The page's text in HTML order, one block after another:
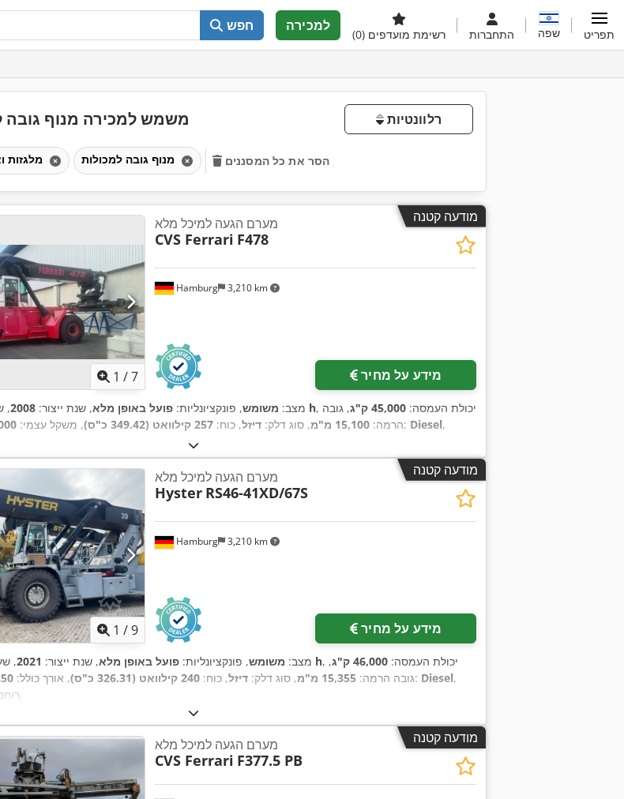
חפש למכירה
רשימת מועדפים (0) התחברות שפה תפריט
משמש למכירה מנוף גובה רלוונטיות
הסר את כל המסננים
מודעה קטנה
1 /7
Hamburg 3,210 km
מערם הגעה למיכל מלא
CVS Ferrari F478
מידע על מחיר
מצב: משומש, פונקציונליות: פועל באופן מלא, שנת ייצור: 2008
, 9,800 h , יכולת העמסה: 45,000 ק"ג
, גובה
הרמה: 15,100 מ"מ , סוג דלק: דיזל, כוח: 257 קילוואט (349.42 כ"ס) , משקל עצמי: , סוג הנעה: Diesel,
מודעה קטנה
1 /9
Hamburg 3,210 km
מערם הגעה למיכל מלא
Hyster RS46-41XD/67S
מידע על מחיר
מצב: משומש, פונקציונליות: פועל באופן מלא, שנת ייצור: 2021
, 20,134 h , יכולת העמסה: 46,000 ק"ג
,
גובה הרמה: 15,355 מ"מ , סוג דלק: דיזל, כוח: 240 קילוואט (326.31 כ"ס) , אורך כולל: , סוג הנעה: Diesel,
,
מודעה קטנה מערם הגעה למיכל מלא
CVS Ferrari F377.5 PB